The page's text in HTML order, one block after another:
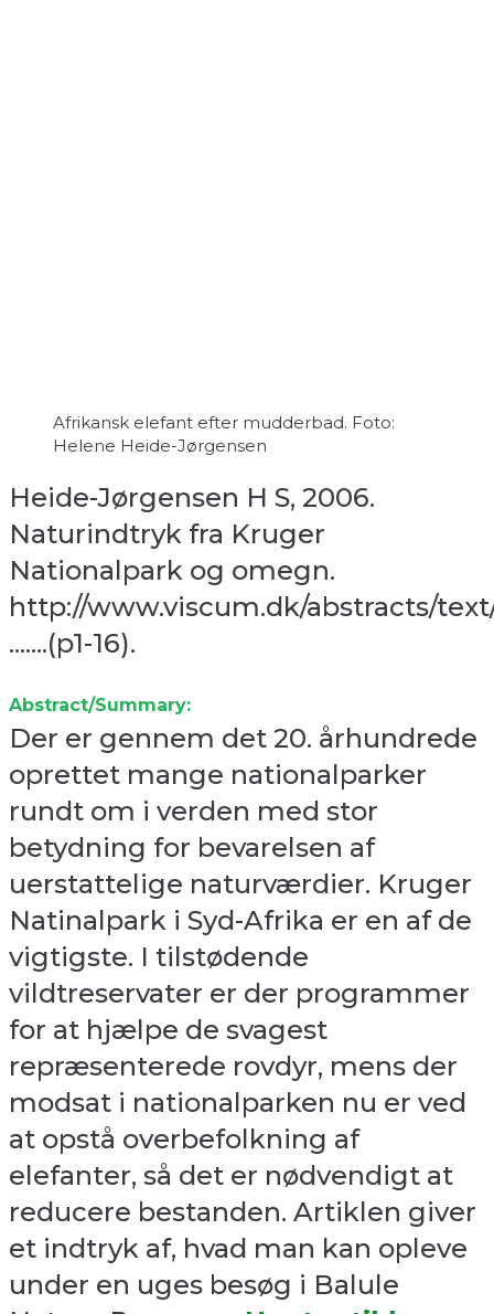
Afrikansk elefant efter mudderbad. Foto:
Helene Heide-Jørgensen
Heide-Jørgensen H S, 2006.
Naturindtryk fra Kruger
Nationalpark og omegn.
http://www.viscum.dk/abstracts/
.......(p1-16).
Abstract/Summary:
Der er gennem det 20. århundrede
oprettet mange nationalparker
rundt om i verden med stor
betydning for bevarelsen af
uerstattelige naturværdier. Kruger
Natinalpark i Syd-Afrika er en af de
vigtigste. I tilstødende
vildtreservater er der programmer
for at hjælpe de svagest
repræsenterede rovdyr, mens der
modsat i nationalparken nu er ved
at opstå overbefolkning af
elefanter, så det er nødvendigt at
reducere bestanden. Artiklen giver
et indtryk af, hvad man kan opleve
under en uges besøg i Balule